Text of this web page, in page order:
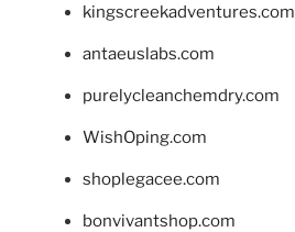
kingscreekadventures.com
antaeuslabs.com
purelycleanchemdry.com
WishOping.com
shoplegacee.com
bonvivantshop.com